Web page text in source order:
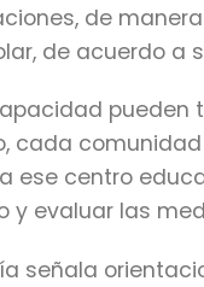
de
de acuerdo a
cada
ese centro
y evaluar las
señala